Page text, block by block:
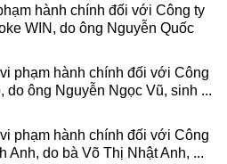
hành chính đối với Công ty
WIN, do ông Nguyễn Quốc
phạm hành chính đối với Công
do ông Nguyễn Ngọc Vũ, sinh ...
phạm hành chính đối với Công
Anh, do bà Võ Thị Nhật Anh, ...